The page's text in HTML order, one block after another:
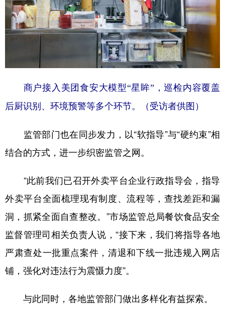
商户接入美团食安大模型“星眸”，巡检内容覆盖
后厨识别、环境预警等多个环节。（受访者供图）
监管部门也在同步发力，以“软指导”与“硬约束”相
结合的方式，进一步织密监管之网。
“此前我们已召开外卖平台企业行政指导会，指导
外卖平台全面梳理现有制度、流程等，查找差距和漏
洞，抓紧全面自查整改。”市场监管总局餐饮食品安全
监督管理司相关负责人说，“接下来，我们将指导各地
严肃查处一批重点案件，清退和下线一批违规入网店
铺，强化对违法行为震慑力度”。
与此同时，各地监管部门做出多样化有益探索。